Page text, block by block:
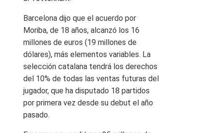
Barcelona dijo que el acuerdo por
Moriba, de 18 años, alcanzó los 16
millones de euros (19 millones de
dólares), más elementos variables. La
selección catalana tendrá los derechos
del 10% de todas las ventas futuras del
jugador, que ha disputado 18 partidos
por primera vez desde su debut el año
pasado.